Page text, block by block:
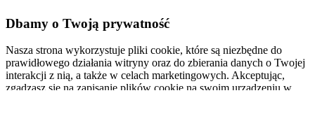
Dbamy o Twoją prywatność
Nasza strona wykorzystuje pliki cookie, które są niezbędne do
prawidłowego działania witryny oraz do zbierania danych o Twojej
interakcji z nią, a także w celach marketingowych. Akceptując,
zgadzasz się na zapisanie plików cookie na swoim urządzeniu w